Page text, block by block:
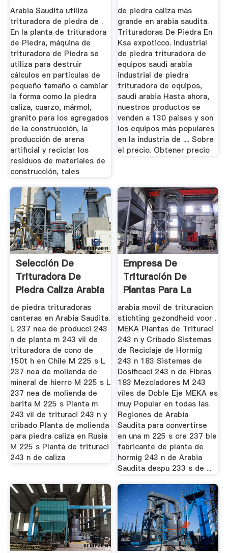
Arabia Saudita utiliza
trituradora de piedra de .
En la planta de trituradora
de Piedra, máquina de
trituradora de Piedra se
utiliza para destruir
cálculos en partículas de
pequeño tamaño o cambiar
la forma como la piedra
caliza, cuarzo, mármol,
granito para los agregados
de la construcción, la
producción de arena
artificial y reciclar los
residuos de materiales de
construcción, tales
de piedra caliza más
grande en arabia saudita.
Trituradoras De Piedra En
Ksa expoticco. industrial
de piedra trituradora de
equipos saudi arabia
industrial de piedra
trituradora de equipos,
saudi arabia Hasta ahora,
nuestros productos se
venden a 130 países y son
los equipos más populares
en la industria de .... Sobre
el precio. Obtener precio
Selección De
Trituradora De
Piedra Caliza Arabia
Saudita
de piedra trituradoras
canteras en Arabia Saudita.
L 237 nea de producci 243
n de planta m 243 vil de
trituradora de cono de
150t h en Chile M 225 s L
237 nea de molienda de
mineral de hierro M 225 s L
237 nea de molienda de
barita M 225 s Planta m
243 vil de trituraci 243 n y
cribado Planta de molienda
para piedra caliza en Rusia
M 225 s Planta de trituraci
243 n de caliza
Empresa De
Trituración De
Plantas Para La
Venta En Arabia ...
arabia movil de trituracion
stichting gezondheid voor .
MEKA Plantas de Trituraci
243 n y Cribado Sistemas
de Reciclaje de Hormig
243 n 183 Sistemas de
Dosificaci 243 n de Fibras
183 Mezcladores M 243
viles de Doble Eje MEKA es
muy Popular en todas las
Regiones de Arabia
Saudita para convertirse
en una m 225 s cre 237 ble
fabricante de planta de
hormig 243 n de Arabia
Saudita despu 233 s de ...